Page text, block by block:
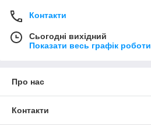
Контакти
Сьогодні вихідний
Показати весь графік роботи
Про нас
Контакти